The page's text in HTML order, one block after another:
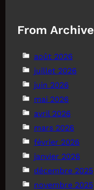
From Archive
août 2026
juillet 2026
juin 2026
mai 2026
avril 2026
mars 2026
février 2026
janvier 2026
décembre 2025
novembre 2025